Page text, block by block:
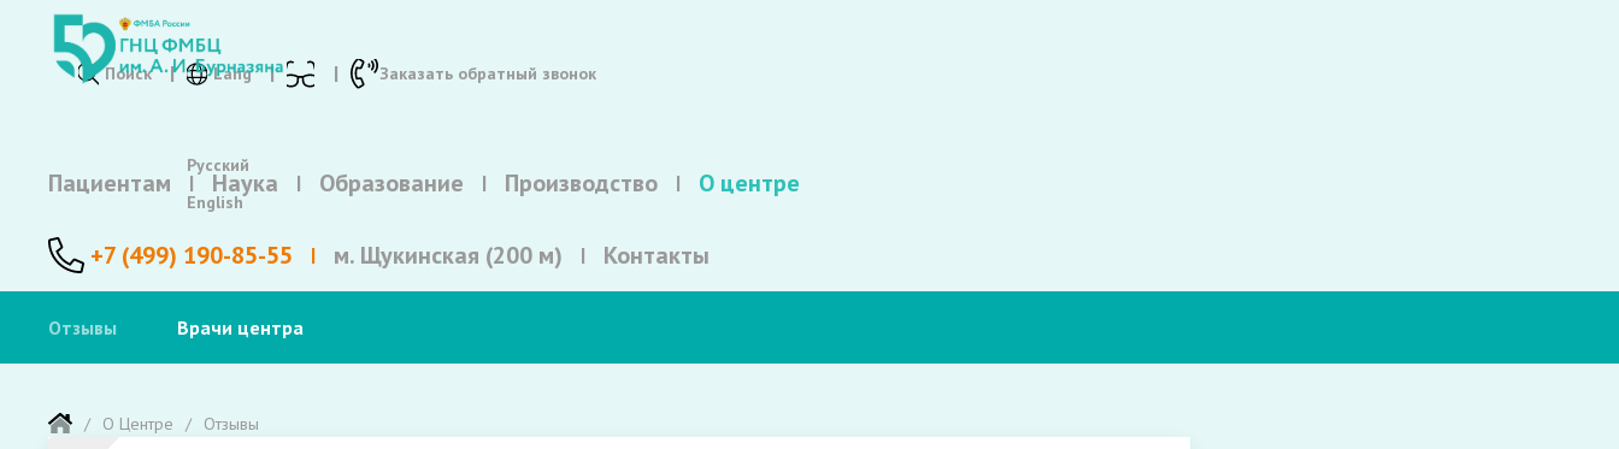
Поиск Lang
Русский
English
Заказать обратный звонок
Пациентам Наука Образование Производство О центре
+7 (499) 190-85-55 м. Щукинская (200 м) Контакты
Отзывы Врачи центра
О Центре Отзывы